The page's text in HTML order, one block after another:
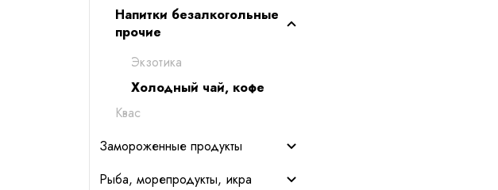
Напитки безалкогольные
прочие
Экзотика
Холодный чай, кофе
Квас
Замороженные продукты
Рыба, морепродукты, икра